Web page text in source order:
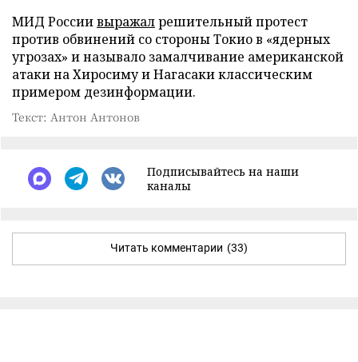
МИД Россиивыражалрешительный протест
против обвинений со стороны Токио в «ядерных
угрозах» и называло замалчивание американской
атаки на Хиросиму и Нагасаки классическим
примером дезинформации.
Текст: Антон Антонов
Подписывайтесь на наши
каналы
Читать комментарии (33)